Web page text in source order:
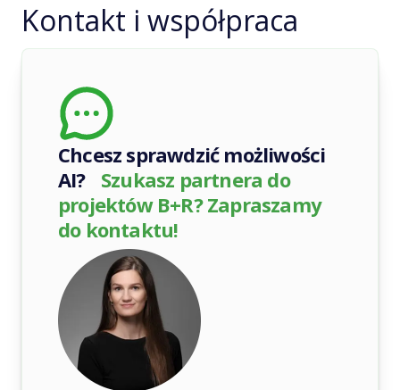
Kontakt i współpraca
Chcesz sprawdzić możliwości
AI? Szukasz partnera do
projektów B+R? Zapraszamy
do kontaktu!